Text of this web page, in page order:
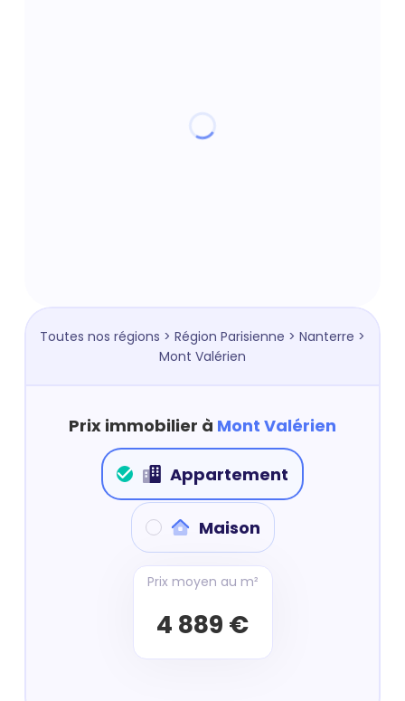
Toutes nos régions > Région Parisienne > Nanterre >
Mont Valérien
Prix immobilier à Mont Valérien
Appartement
Maison
Prix moyen au m²
4 889 €